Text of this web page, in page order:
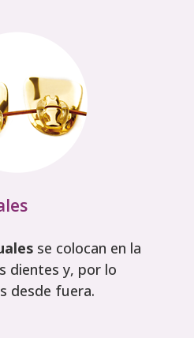
se colocan en la
dientes y, por lo
desde fuera.